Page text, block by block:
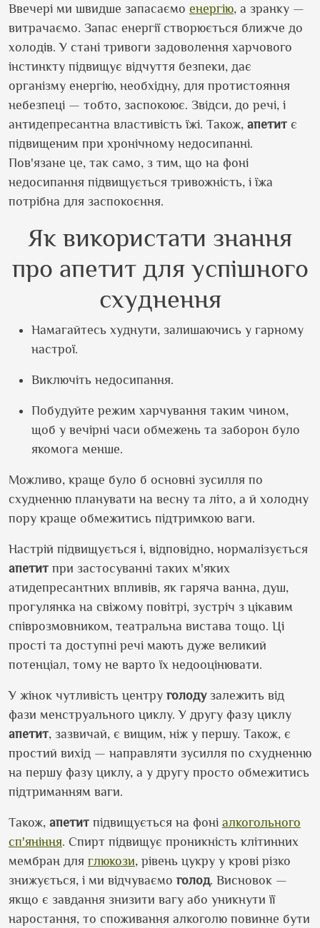
Ввечері ми швидше запасаємо енергію, а зранку —
витрачаємо. Запас енергії створюється ближче до
холодів. У стані тривоги задоволення харчового
інстинкту підвищує відчуття безпеки, дає
організму енергію, необхідну, для протистояння
небезпеці — тобто, заспокоює. Звідси, до речі, і
антидепресантна властивість їжі. Також, апетит є
підвищеним при хронічному недосипанні.
Пов'язане це, так само, з тим, що на фоні
недосипання підвищується тривожність, і їжа
потрібна для заспокоєння.
Як використати знання
про апетит для успішного
схуднення
Намагайтесь худнути, залишаючись у гарному
настрої.
Виключіть недосипання.
Побудуйте режим харчування таким чином,
щоб у вечірні часи обмежень та заборон було
якомога менше.
Можливо, краще було б основні зусилля по
схудненню планувати на весну та літо, а й холодну
пору краще обмежитись підтримкою ваги.
Настрій підвищується і, відповідно, нормалізується
апетит при застосуванні таких м'яких
атидепресантних впливів, як гаряча ванна, душ,
прогулянка на свіжому повітрі, зустріч з цікавим
співрозмовником, театральна вистава тощо. Ці
прості та доступні речі мають дуже великий
потенціал, тому не варто їх недооцінювати.
У жінок чутливість центру голоду залежить від
фази менструального циклу. У другу фазу циклу
апетит, зазвичай, є вищим, ніж у першу. Також, є
простий вихід — направляти зусилля по схудненню
на першу фазу циклу, а у другу просто обмежитись
підтриманням ваги.
Також, апетит підвищується на фоні алкогольного
сп'яніння. Спирт підвищує проникність клітинних
мембран для глюкози, рівень цукру у крові різко
знижується, і ми відчуваємо голод. Висновок —
якщо є завдання знизити вагу або уникнути її
наростання, то споживання алкоголю повинне бути